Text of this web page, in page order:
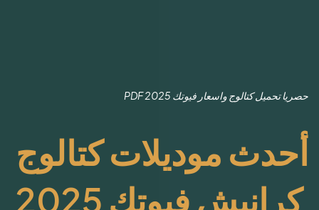
كرانيش فيوتك 2025
موديلات كتالوج كرانيش فيوتك 2025
تجمع بين الفخامة والأناقة. تقدم الشركة تشكيلة واسعة من الت
صاميم. تناسب مختلف الأذواق والديكورات.